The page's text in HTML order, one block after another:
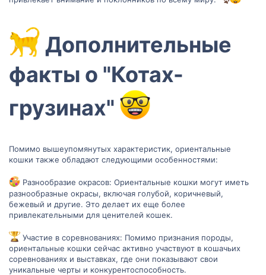
‍ Дополнительные
факты о "Котах-
грузинах"
Помимо вышеупомянутых характеристик, ориентальные
кошки также обладают следующими особенностями:
Разнообразие окрасов: Ориентальные кошки могут иметь
разнообразные окрасы, включая голубой, коричневый,
бежевый и другие. Это делает их еще более
привлекательными для ценителей кошек.
Участие в соревнованиях: Помимо признания породы,
ориентальные кошки сейчас активно участвуют в кошачьих
соревнованиях и выставках, где они показывают свои
уникальные черты и конкурентоспособность.